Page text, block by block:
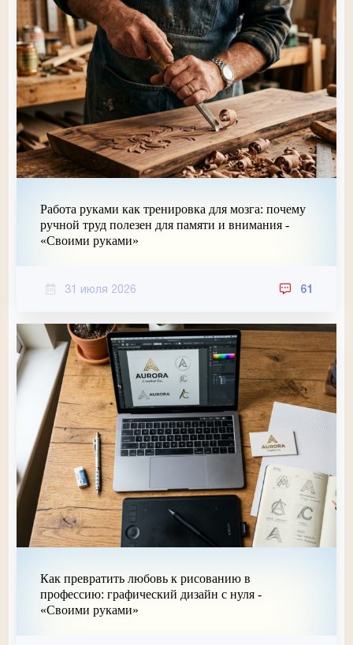
Работа руками как тренировка для мозга: почему
ручной труд полезен для памяти и внимания -
«Своими руками»
31 июля 2026 61
Как превратить любовь к рисованию в
профессию: графический дизайн с нуля -
«Своими руками»